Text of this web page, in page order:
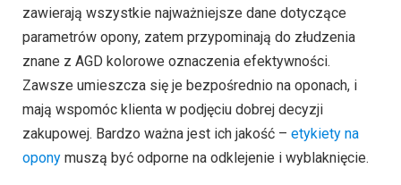
zawierają wszystkie najważniejsze dane dotyczące
parametrów opony, zatem przypominają do złudzenia
znane z AGD kolorowe oznaczenia efektywności.
Zawsze umieszcza się je bezpośrednio na oponach, i
mają wspomóc klienta w podjęciu dobrej decyzji
zakupowej. Bardzo ważna jest ich jakość – etykiety na
opony muszą być odporne na odklejenie i wyblaknięcie.